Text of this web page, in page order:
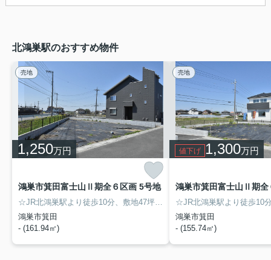
北鴻巣駅のおすすめ物件
売地
1,250万円
鴻巣市箕田富士山Ⅱ期全６区画 5号地
鴻巣市箕田
- (161.94㎡)
売地
値下げ 1,300万円
鴻巣市箕田富士山Ⅱ期全
鴻巣市箕田
- (155.74㎡)